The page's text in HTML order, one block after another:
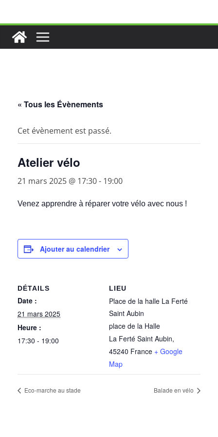
contenu
« Tous les Évènements
Cet évènement est passé.
Atelier vélo
21 mars 2025 @ 17:30- 19:00
Venez apprendre à réparer votre vélo avec nous !
Ajouter au calendrier
DÉTAILS
Date :
21 mars 2025
Heure :
17:30 - 19:00
LIEU
Place de la halle La Ferté
Saint Aubin
place de la Halle
La Ferté Saint Aubin,
45240 France + Google
Map
Eco-marche au stade Balade en vélo